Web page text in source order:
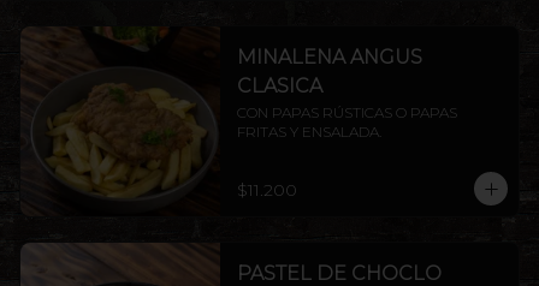
MINALENA ANGUS
CLASICA
CON PAPAS RÚSTICAS O PAPAS
FRITAS Y ENSALADA.
$11.200
PASTEL DE CHOCLO